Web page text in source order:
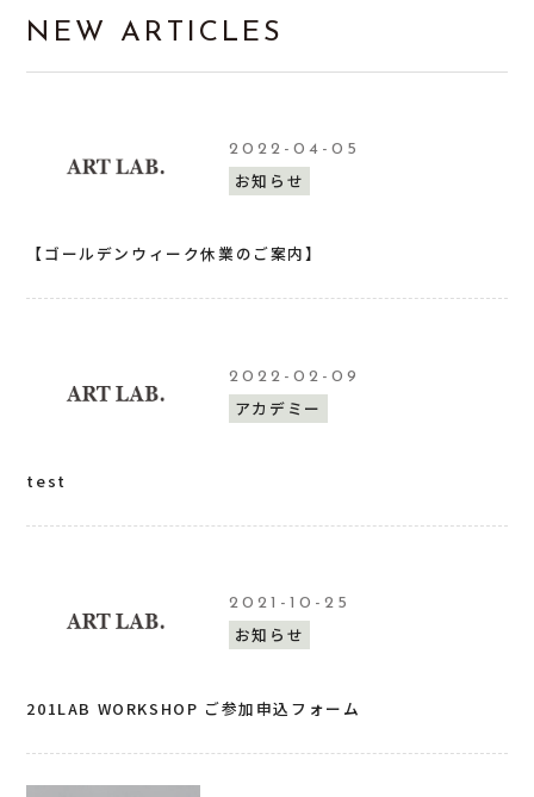
NEW ARTICLES
2022-04-05
お知らせ
【ゴールデンウィーク休業のご案内】
2022-02-09
アカデミー
test
2021-10-25
お知らせ
201LAB WORKSHOP ご参加申込フォーム